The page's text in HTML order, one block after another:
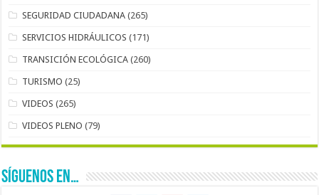
SEGURIDAD CIUDADANA (265)
SERVICIOS HIDRÁULICOS (171)
TRANSICIÓN ECOLÓGICA (260)
TURISMO (25)
VIDEOS (265)
VIDEOS PLENO (79)
SÍGUENOS EN…